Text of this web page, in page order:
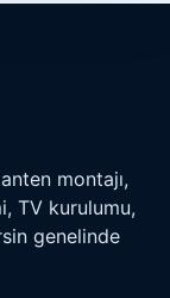
montajı,
TV kurulumu,
genelinde